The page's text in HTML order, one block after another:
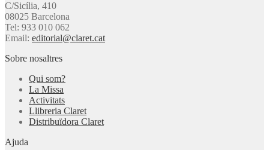
C/Sicília, 410
08025 Barcelona
Tel: 933 010 062
Email: editorial@claret.cat
Sobre nosaltres
Qui som?
La Missa
Activitats
Llibreria Claret
Distribuïdora Claret
Ajuda